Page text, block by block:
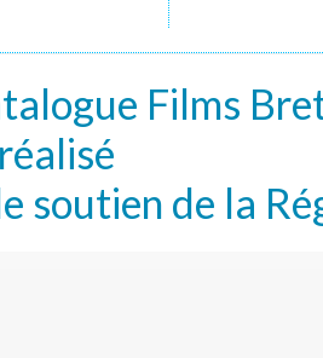
Films
soutien de la